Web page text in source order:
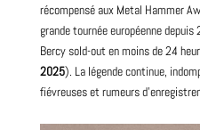
récompensé aux Metal Hammer
grande tournée européenne
Bercy sold-out en moins de 24
2025). La légende continue,
fiévreuses et rumeurs